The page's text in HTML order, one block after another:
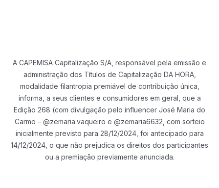
A CAPEMISA Capitalização S/A, responsável pela emissão e
administração dos Títulos de Capitalização DA HORA,
modalidade filantropia premiável de contribuição única,
informa, a seus clientes e consumidores em geral, que a
Edição 268 (com divulgação pelo influencer José Maria do
Carmo – @zemaria.vaqueiro e @zemaria6632, com sorteio
inicialmente previsto para 28/12/2024, foi antecipado para
14/12/2024, o que não prejudica os direitos dos participantes
ou a premiação previamente anunciada.